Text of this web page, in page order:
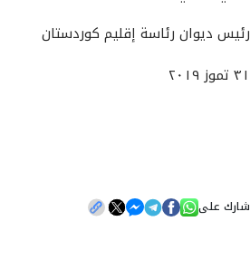
رئيس ديوان رئاسة إقليم كوردستان
٣١ تموز ٢٠١٩
شارك على